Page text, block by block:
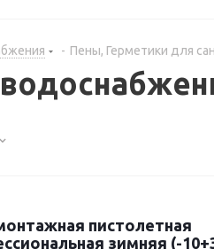
- Пены, Герметики для
пистолетная
зимняя (-